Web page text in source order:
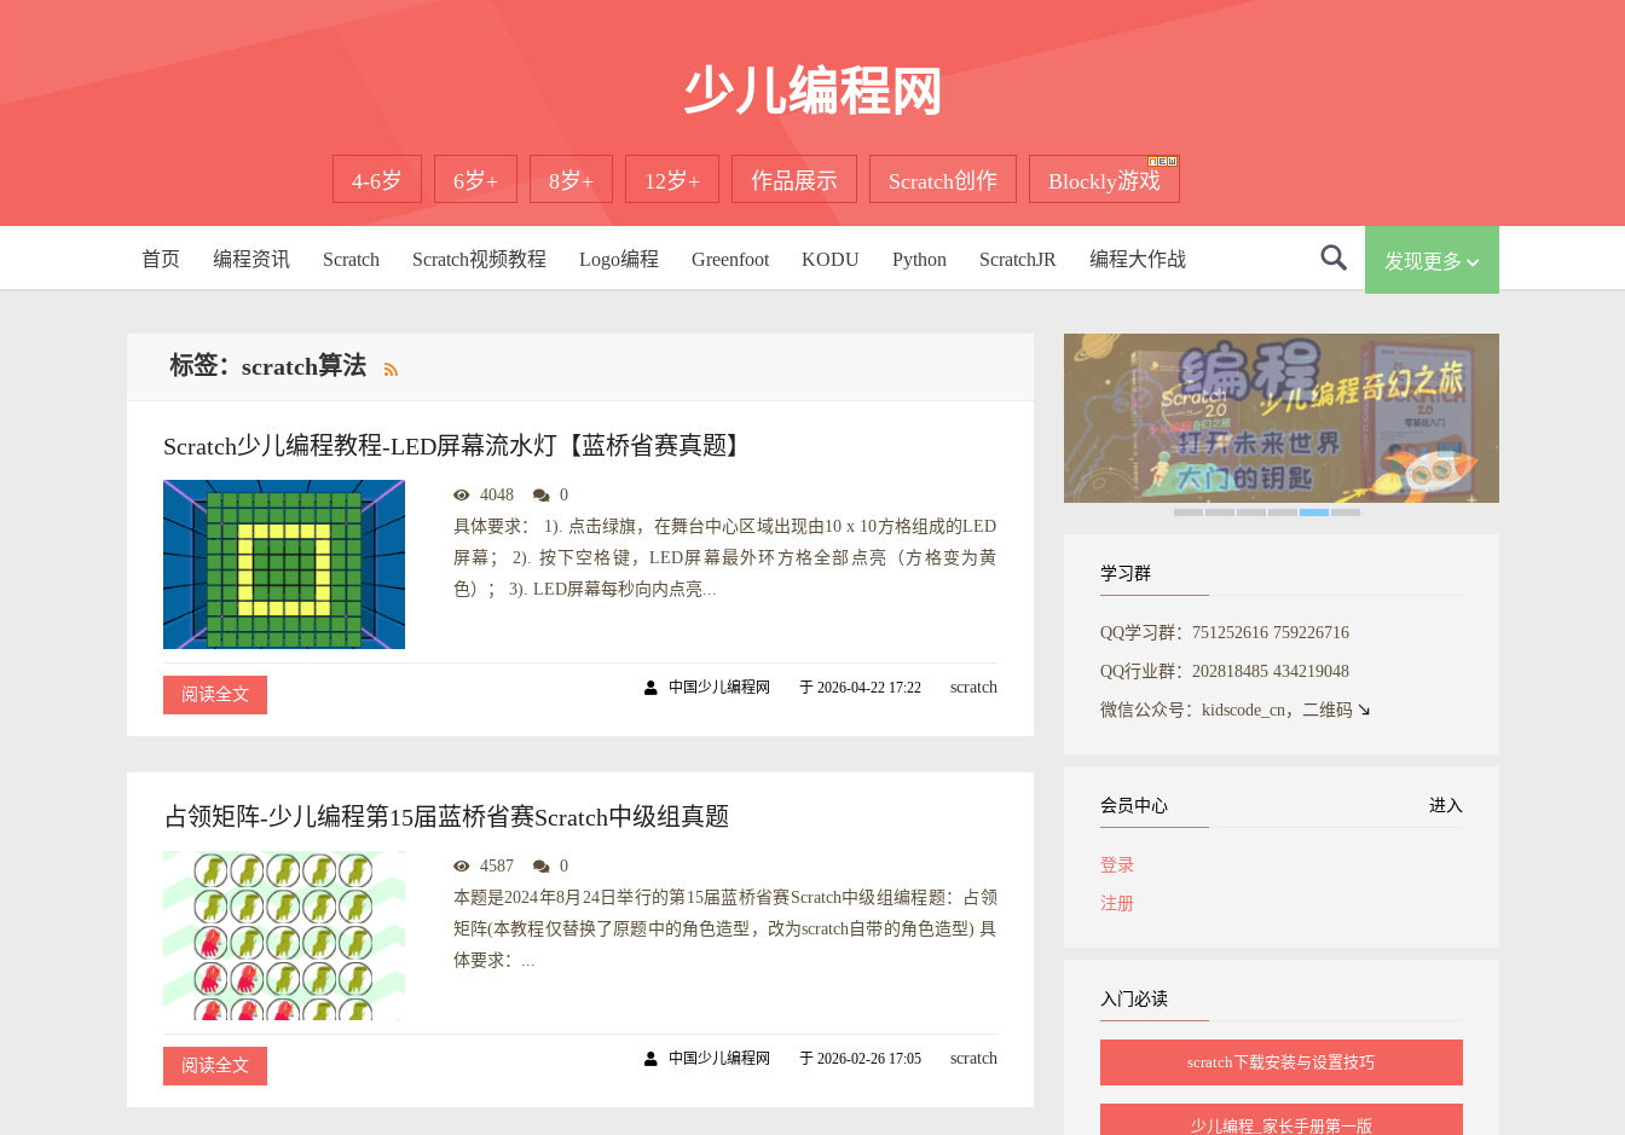
少儿编程网
4-6岁 6岁+ 8岁+ 12岁+ 作品展示 Scratch创作 Blockly游戏
发现更多
首页 编程资讯 Scratch Scratch视频教程 Logo编程 Greenfoot KODU Python ScratchJR 编程大作战
标签：scratch算法
Scratch少儿编程教程-LED屏幕流水灯【蓝桥省赛真题】
4048
0
具体要求： 1). 点击绿旗，在舞台中心区域出现由10 x 10方格组成的LED
屏幕； 2). 按下空格键，LED屏幕最外环方格全部点亮（方格变为黄
色）； 3). LED屏幕每秒向内点亮...
阅读全文 中国少儿编程网 于 2026-04-22 17:22 scratch
占领矩阵-少儿编程第15届蓝桥省赛Scratch中级组真题
4587
0
本题是2024年8月24日举行的第15届蓝桥省赛Scratch中级组编程题：占领
矩阵(本教程仅替换了原题中的角色造型，改为scratch自带的角色造型) 具
体要求：...
阅读全文 中国少儿编程网 于 2026-02-26 17:05 scratch
学习群
QQ学习群：751252616 759226716
QQ行业群：202818485 434219048
微信公众号：kidscode_cn，二维码
会员中心 进入
登录
注册
入门必读
scratch下载安装与设置技巧
少儿编程_家长手册第一版